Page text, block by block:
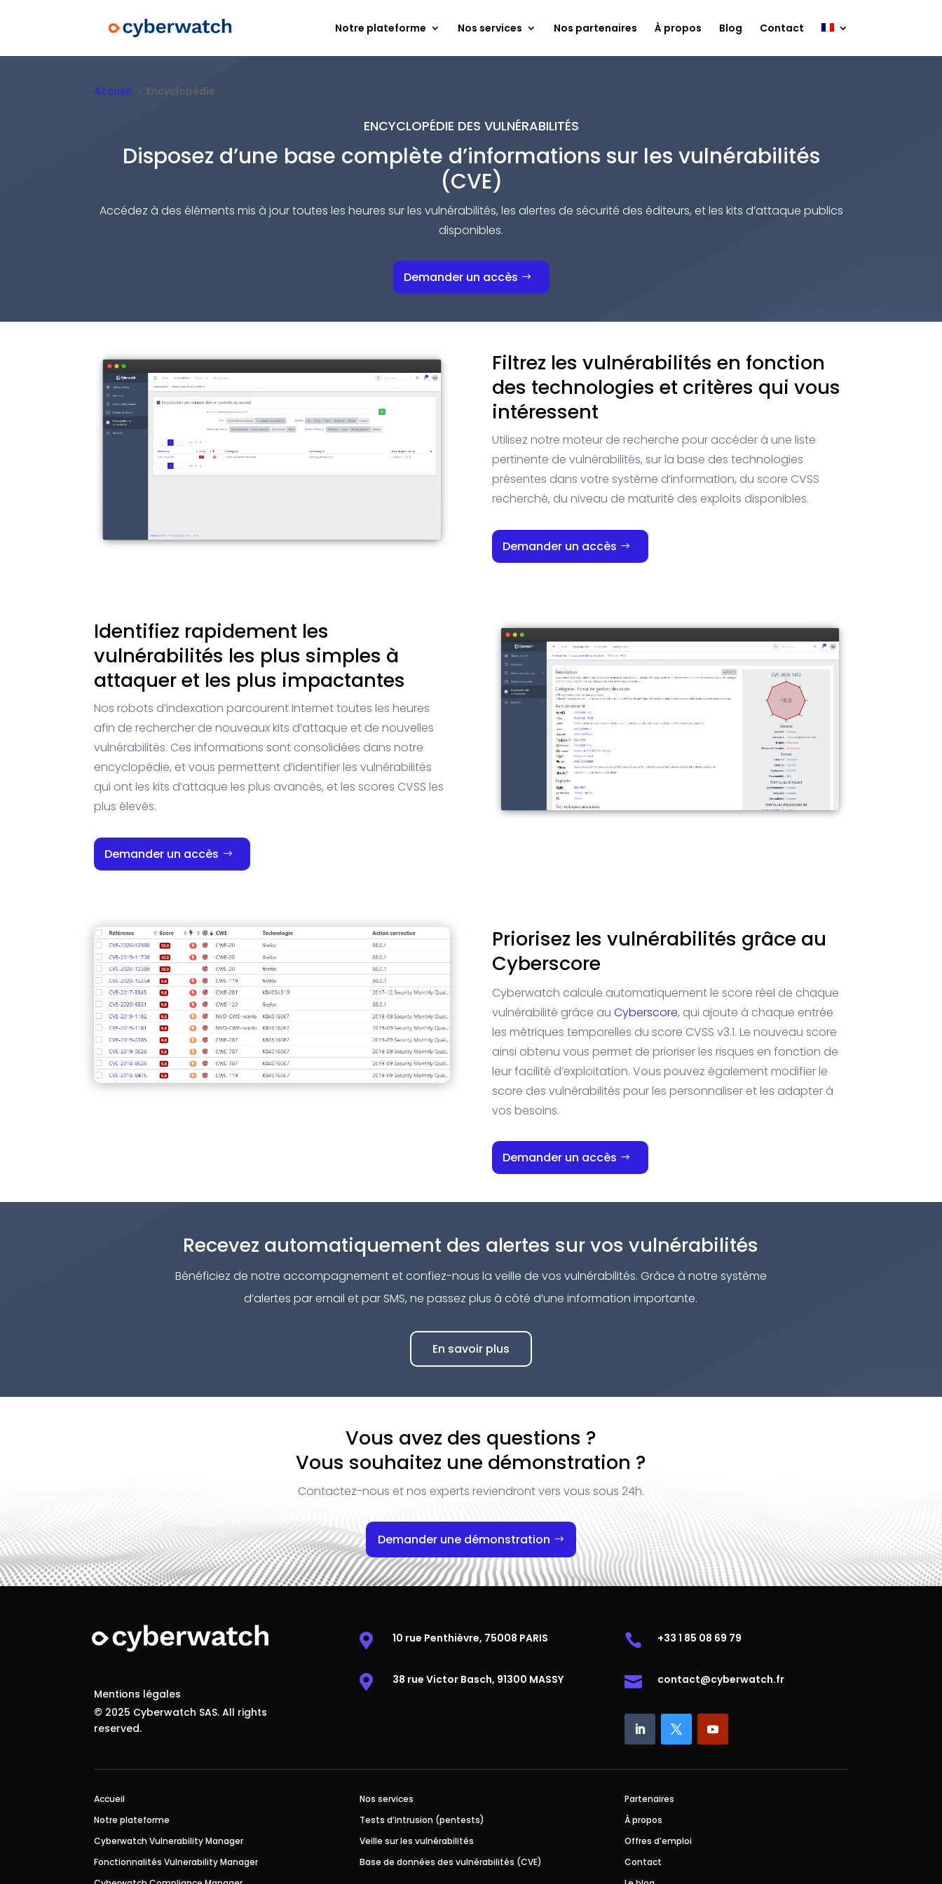
Notre plateforme Nos services Nos partenaires À propos Blog Contact
Accueil 5 Encyclopédie
ENCYCLOPÉDIE DES VULNÉRABILITÉS
Disposez d’une base complète d’informations sur les vulnérabilités
(CVE)
Accédez à des éléments mis à jour toutes les heures sur les vulnérabilités, les alertes de sécurité des éditeurs, et les kits d’attaque publics
disponibles.
Demander un accès
Filtrez les vulnérabilités en fonction
des technologies et critères qui vous
intéressent
Utilisez notre moteur de recherche pour accéder à une liste
pertinente de vulnérabilités, sur la base des technologies
présentes dans votre système d’information, du score CVSS
recherché, du niveau de maturité des exploits disponibles.
Demander un accès
Identifiez rapidement les
vulnérabilités les plus simples à
attaquer et les plus impactantes
Nos robots d’indexation parcourent Internet toutes les heures
afin de rechercher de nouveaux kits d’attaque et de nouvelles
vulnérabilités. Ces informations sont consolidées dans notre
encyclopédie, et vous permettent d’identifier les vulnérabilités
qui ont les kits d’attaque les plus avancés, et les scores CVSS les
plus élevés.
Demander un accès
Priorisez les vulnérabilités grâce au
Cyberscore
Cyberwatch calcule automatiquement le score réel de chaque
vulnérabilité grâce au Cyberscore, qui ajoute à chaque entrée
les métriques temporelles du score CVSS v3.1. Le nouveau score
ainsi obtenu vous permet de prioriser les risques en fonction de
leur facilité d’exploitation. Vous pouvez également modifier le
score des vulnérabilités pour les personnaliser et les adapter à
vos besoins.
Demander un accès
Recevez automatiquement des alertes sur vos vulnérabilités
Bénéficiez de notre accompagnement et confiez-nous la veille de vos vulnérabilités. Grâce à notre système
d’alertes par email et par SMS, ne passez plus à côté d’une information importante.
En savoir plus
Vous avez des questions ?
Vous souhaitez une démonstration ?
Contactez-nous et nos experts reviendront vers vous sous 24h.
Demander une démonstration
Mentions légales
© 2025 Cyberwatch SAS. All rights
reserved.
 10 rue Penthièvre, 75008 PARIS
 38 rue Victor Basch, 91300 MASSY
 +33 1 85 08 69 79
 contact@cyberwatch.fr
Accueil
Notre plateforme
Cyberwatch Vulnerability Manager
Fonctionnalités Vulnerability Manager
Nos services
Tests d’intrusion (pentests)
Veille sur les vulnérabilités
Base de données des vulnérabilités (CVE)
Partenaires
À propos
Offres d’emploi
Contact